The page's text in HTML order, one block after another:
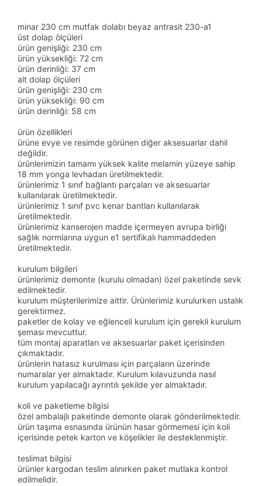
minar 230 cm mutfak dolabı beyaz antrasit 230-a1
üst dolap ölçüleri
ürün genişliği: 230 cm
ürün yüksekliği: 72 cm
ürün derinliği: 37 cm
alt dolap ölçüleri
ürün genişliği: 230 cm
ürün yüksekliği: 90 cm
ürün derinliği: 58 cm
ürün özellikleri
ürüne evye ve resimde görünen diğer aksesuarlar dahil
değildir.
ürünlerimizin tamamı yüksek kalite melamin yüzeye sahip
18 mm yonga levhadan üretilmektedir.
ürünlerimiz 1 sınıf bağlantı parçaları ve aksesuarlar
kullanılarak üretilmektedir.
ürünlerimiz 1 sınıf pvc kenar bantları kullanılarak
üretilmektedir.
ürünlerimiz kanserojen madde içermeyen avrupa birliği
sağlık normlarına uygun e1 sertifikalı hammaddeden
üretilmektedir.
kurulum bilgileri
ürünlerimiz demonte (kurulu olmadan) özel paketinde sevk
edilmektedir.
kurulum müşterilerimize aittir. Ürünlerimiz kurulurken ustalık
gerektirmez.
paketler de kolay ve eğlenceli kurulum için gerekli kurulum
şeması mevcuttur.
tüm montaj aparatları ve aksesuarlar paket içerisinden
çıkmaktadır.
ürünlerin hatasız kurulması için parçaların üzerinde
numaralar yer almaktadır. Kurulum kılavuzunda nasıl
kurulum yapılacağı ayrıntılı şekilde yer almaktadır.
koli ve paketleme bilgisi
özel ambalajlı paketinde demonte olarak gönderilmektedir.
ürün taşıma esnasında ürünün hasar görmemesi için koli
içerisinde petek karton ve köşelikler ile desteklenmiştir.
teslimat bilgisi
ürünler kargodan teslim alınırken paket mutlaka kontrol
edilmelidir.